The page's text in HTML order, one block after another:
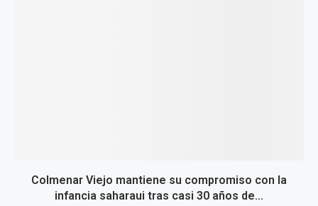
Colmenar Viejo mantiene su compromiso con la
infancia saharaui tras casi 30 años de...